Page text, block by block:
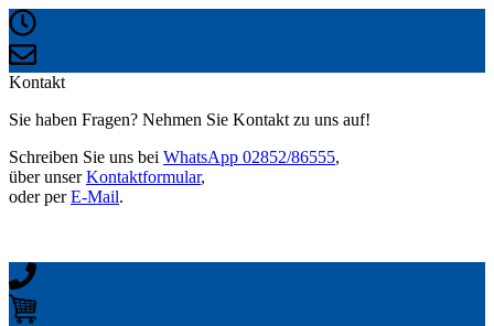
Kontakt
Sie haben Fragen? Nehmen Sie Kontakt zu uns auf!
Schreiben Sie uns bei WhatsApp 02852/86555,
über unserKontaktformular,
oder perE-Mail.